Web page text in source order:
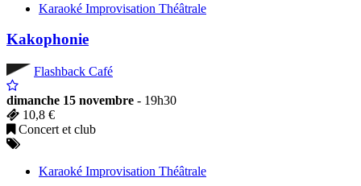
Karaoké Improvisation Théâtrale
Kakophonie
Flashback Café
dimanche 15 novembre - 19h30
10,8 €
Concert et club
Karaoké Improvisation Théâtrale